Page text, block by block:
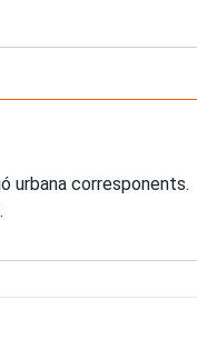
urbana corresponents.